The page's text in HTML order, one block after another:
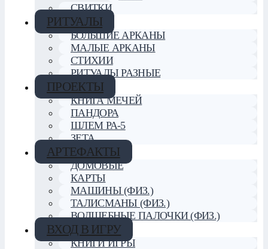
СВИТКИ
РИТУАЛЫ
БОЛЬШИЕ АРКАНЫ
МАЛЫЕ АРКАНЫ
СТИХИИ
РИТУАЛЫ РАЗНЫЕ
ПРОЕКТЫ
КНИГА МЕЧЕЙ
ПАНДОРА
ШЛЕМ РА-5
ЗЕТА
АРТЕФАКТЫ
ДОМОВЫЕ
КАРТЫ
МАШИНЫ (ФИЗ.)
ТАЛИСМАНЫ (ФИЗ.)
ВОЛШЕБНЫЕ ПАЛОЧКИ (ФИЗ.)
ВХОД В ИГРУ
КНИГИ ИГРЫ